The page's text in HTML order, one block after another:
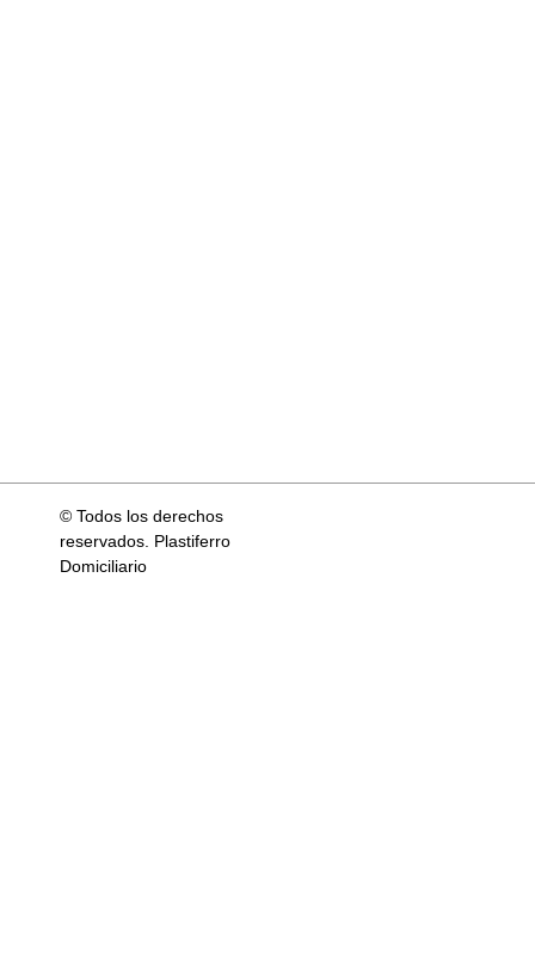
© Todos los derechos
reservados. Plastiferro
Domiciliario